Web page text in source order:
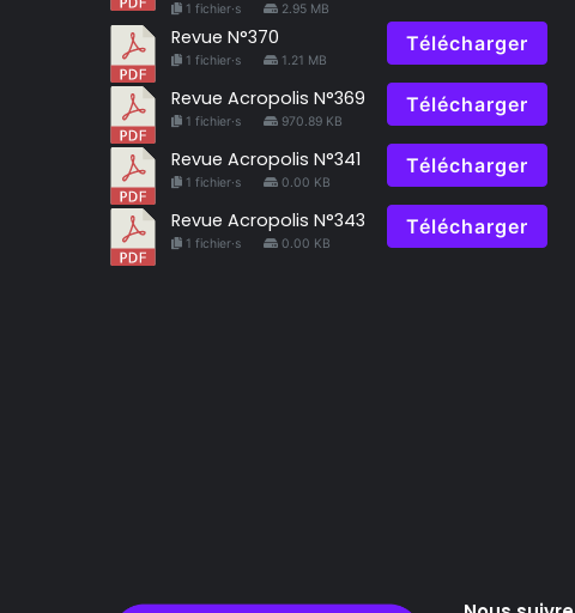
1 fichier·s 2.95 MB
Revue N°370
1 fichier·s 1.21 MB
Télécharger
Revue Acropolis N°369
1 fichier·s 970.89 KB
Télécharger
Revue Acropolis N°341
1 fichier·s 0.00 KB
Télécharger
Revue Acropolis N°343
1 fichier·s 0.00 KB
Télécharger